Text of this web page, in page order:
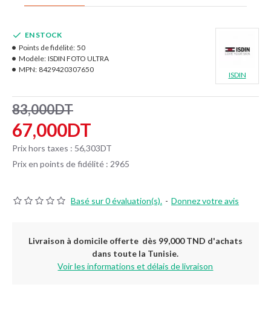
Basé sur 0 évaluation(s). - Donnez votre avis
67,000DT
83,000DT
Prix hors taxes : 56,303DT
Prix en points de fidélité : 2965
EN STOCK
Points de fidélité: 50
Modèle: ISDIN FOTO ULTRA
MPN: 8429420307650
ISDIN
Livraison à domicile offerte dès 99,000 TND d'achats
dans toute la Tunisie.
Voir les informations et délais de livraison